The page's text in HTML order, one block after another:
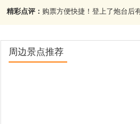
精彩点评： 购票方便快捷！登上了炮台后
周边景点推荐